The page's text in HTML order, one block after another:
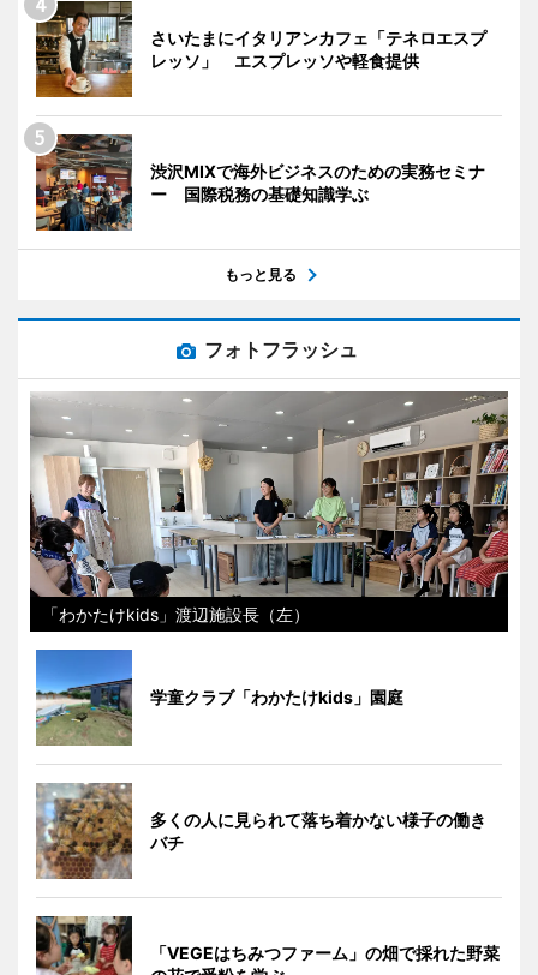
さいたまにイタリアンカフェ「テネロエスプ
レッソ」 エスプレッソや軽食提供
渋沢MIXで海外ビジネスのための実務セミナ
ー 国際税務の基礎知識学ぶ
もっと見る
フォトフラッシュ
「わかたけkids」渡辺施設長（左）
学童クラブ「わかたけkids」園庭
多くの人に見られて落ち着かない様子の働き
バチ
「VEGEはちみつファーム」の畑で採れた野菜